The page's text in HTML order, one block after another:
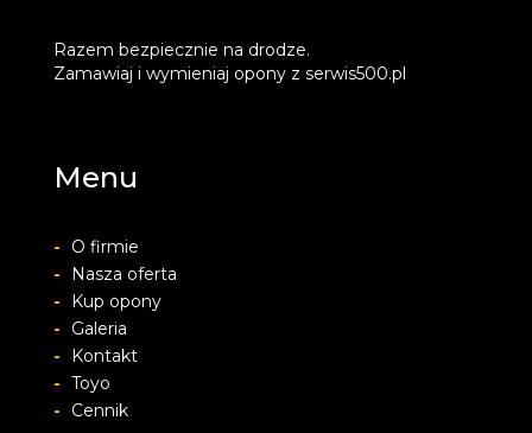
Razem bezpiecznie na drodze.
Zamawiaj i wymieniaj opony z serwis500.pl
Menu
-
O firmie
-
Nasza oferta
-
Kup opony
-
Galeria
-
Kontakt
- Toyo
-
Cennik